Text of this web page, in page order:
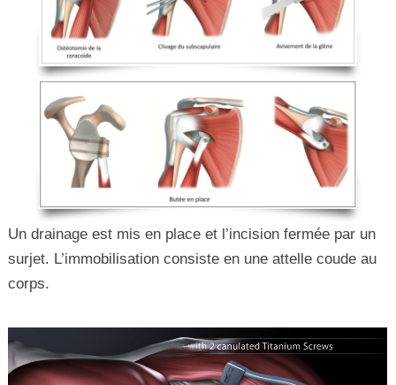
Un drainage est mis en place et l’incision fermée par un
surjet. L’immobilisation consiste en une attelle coude au
corps.